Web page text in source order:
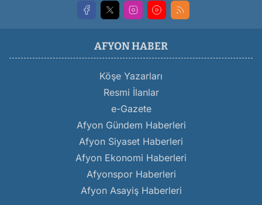
AFYON HABER
Köşe Yazarları
Resmi İlanlar
e-Gazete
Afyon Gündem Haberleri
Afyon Siyaset Haberleri
Afyon Ekonomi Haberleri
Afyonspor Haberleri
Afyon Asayiş Haberleri